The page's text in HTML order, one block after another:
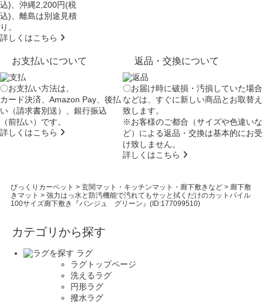
込)、沖縄2,200円(税
込)、離島は別途見積
り。
詳しくはこちら
お支払いについて
〇お支払い方法は、
カード決済、Amazon Pay、後払
い（請求書別送）、銀行振込
（前払い）です。
詳しくはこちら
返品・交換について
〇お届け時に破損・汚損していた場合
などは、すぐに新しい商品とお取替え
致します。
※お客様のご都合（サイズや色違いな
ど）による返品・交換は基本的にお受
け致しません。
詳しくはこちら
びっくりカーペット > 玄関マット・キッチンマット・廊下敷きなど> 廊下敷
きマット > 強力はっ水と防汚機能で汚れてもサッと拭くだけのカットパイル
100サイズ廊下敷き『バンジュ グリーン』(ID:177099510)
カテゴリから探す
ラグ
ラグトップページ
洗えるラグ
円形ラグ
撥水ラグ